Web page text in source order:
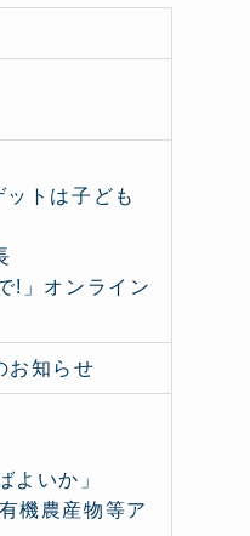
トは子ども
!」オンライン
知らせ
よいか」
機農産物等ア